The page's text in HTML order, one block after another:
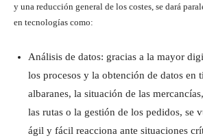
y una reducción general de los costes, se dará
en tecnologías como:
Análisis de datos: gracias a la mayor
los procesos y la obtención de datos en
albaranes, la situación de las
las rutas o la gestión de los pedidos, se
ágil y fácil reacciona ante situaciones